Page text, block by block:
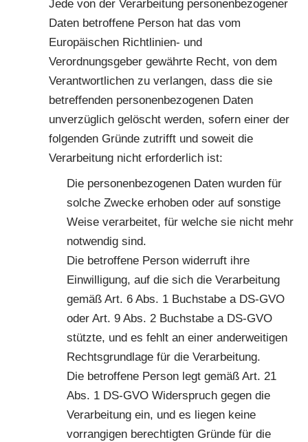
Jede von der Verarbeitung personenbezogener
Daten betroffene Person hat das vom
Europäischen Richtlinien- und
Verordnungsgeber gewährte Recht, von dem
Verantwortlichen zu verlangen, dass die sie
betreffenden personenbezogenen Daten
unverzüglich gelöscht werden, sofern einer der
folgenden Gründe zutrifft und soweit die
Verarbeitung nicht erforderlich ist:
Die personenbezogenen Daten wurden für
solche Zwecke erhoben oder auf sonstige
Weise verarbeitet, für welche sie nicht mehr
notwendig sind.
Die betroffene Person widerruft ihre
Einwilligung, auf die sich die Verarbeitung
gemäß Art. 6 Abs. 1 Buchstabe a DS-GVO
oder Art. 9 Abs. 2 Buchstabe a DS-GVO
stützte, und es fehlt an einer anderweitigen
Rechtsgrundlage für die Verarbeitung.
Die betroffene Person legt gemäß Art. 21
Abs. 1 DS-GVO Widerspruch gegen die
Verarbeitung ein, und es liegen keine
vorrangigen berechtigten Gründe für die